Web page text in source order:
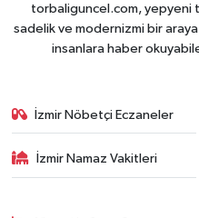
torbaliguncel.com, yepyeni
sadelik ve modernizmi bir
insanlara haber
İzmir Nöbetçi Eczaneler
İzmir Namaz Vakitleri